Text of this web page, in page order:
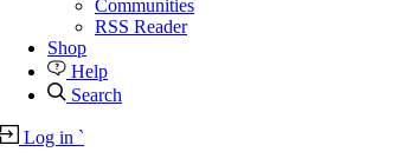
Communities
RSS Reader
Shop
Help
Search
Log in `